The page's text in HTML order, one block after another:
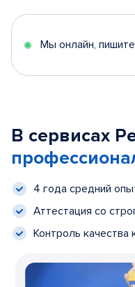
Мы онлайн,
В сервисах
4 года средний
Аттестация со
Контроль качества